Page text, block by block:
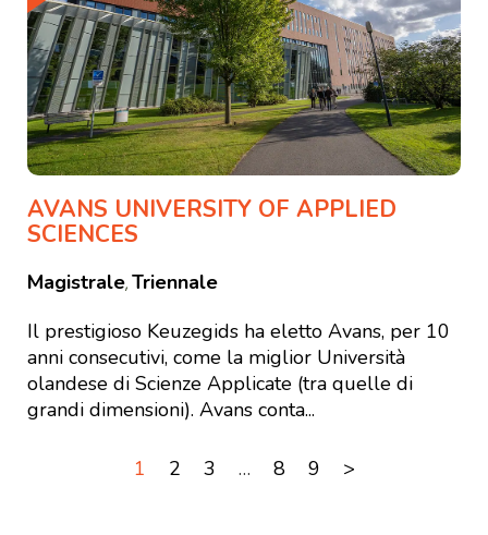
AVANS UNIVERSITY OF APPLIED
SCIENCES
Magistrale, Triennale
Il prestigioso Keuzegids ha eletto Avans, per 10
anni consecutivi, come la miglior Università
olandese di Scienze Applicate (tra quelle di
grandi dimensioni). Avans conta...
1 2 3 … 8 9 >